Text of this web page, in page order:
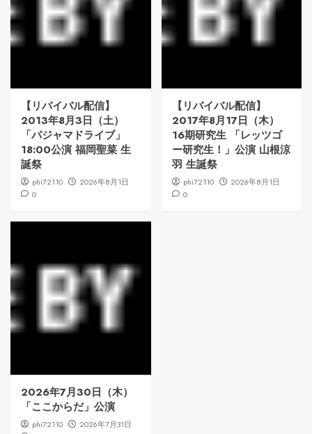
【リバイバル配信】
2013年8月3日（土）
「パジャマドライブ」
18:00公演 福岡聖菜 生
誕祭
phi72110
2026年8月1日
0
【リバイバル配信】
2017年8月17日（木）
16期研究生 「レッツゴ
ー研究生！」公演 山根涼
羽 生誕祭
phi72110
2026年8月1日
0
2026年7月30日（木）
「ここからだ」公演
phi72110
2026年7月31日